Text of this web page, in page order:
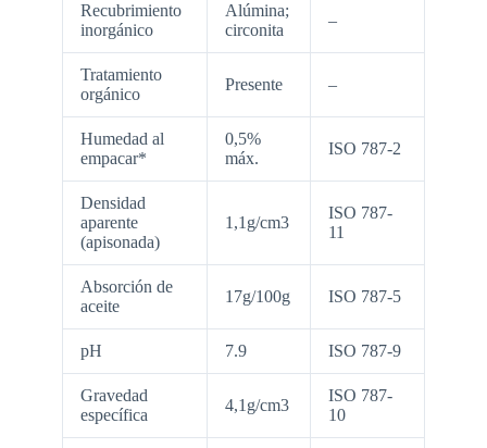
Recubrimiento
inorgánico
Alúmina;
circonita
–
Tratamiento
orgánico
Presente –
Humedad al
empacar*
0,5%
máx.
ISO 787-2
Densidad
aparente
(apisonada)
1,1g/cm3
ISO 787-
11
Absorción de
aceite
17g/100g ISO 787-5
pH 7.9 ISO 787-9
Gravedad
específica
4,1g/cm3
ISO 787-
10